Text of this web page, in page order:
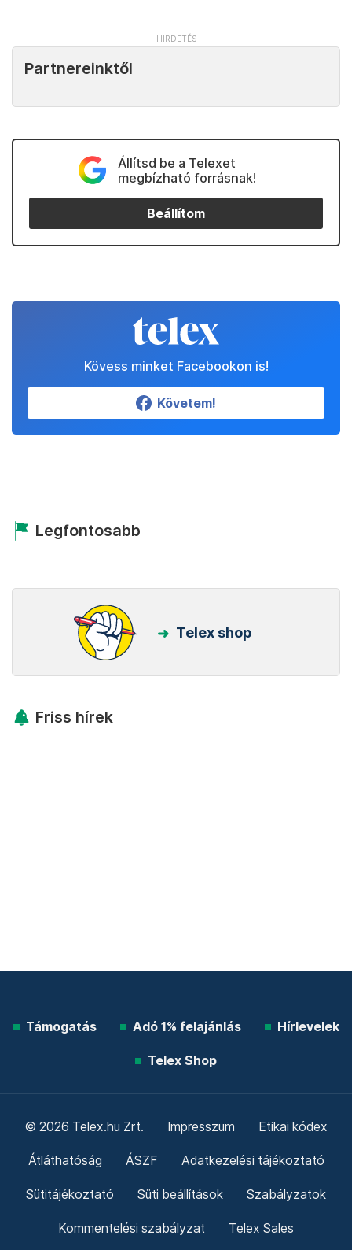
Partnereinktől
Állítsd be a Telexet
megbízható forrásnak!
Beállítom
Kövess minket Facebookon is!
Követem!
Legfontosabb
Telex shop
Friss hírek
Támogatás Adó 1% felajánlás Hírlevelek
Telex Shop
© 2026 Telex.hu Zrt. Impresszum Etikai kódex
Átláthatóság ÁSZF Adatkezelési tájékoztató
Sütitájékoztató Süti beállítások Szabályzatok
Kommentelési szabályzat Telex Sales